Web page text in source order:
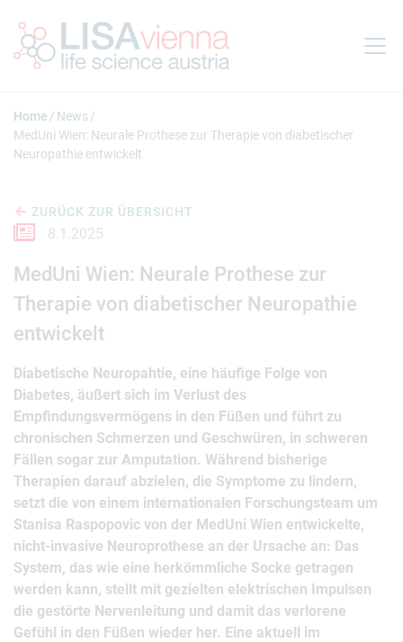
Home
News
MedUni Wien: Neurale Prothese zur Therapie von diabetischer
Neuropathie entwickelt
ZURÜCK ZUR ÜBERSICHT
8.1.2025
MedUni Wien: Neurale Prothese zur
Therapie von diabetischer Neuropathie
entwickelt
Diabetische Neuropahtie, eine häufige Folge von
Diabetes, äußert sich im Verlust des
Empfindungsvermögens in den Füßen und führt zu
chronischen Schmerzen und Geschwüren, in schweren
Fällen sogar zur Amputation. Während bisherige
Therapien darauf abzielen, die Symptome zu lindern,
setzt die von einem internationalen Forschungsteam um
Stanisa Raspopovic von der MedUni Wien entwickelte,
nicht-invasive Neuroprothese an der Ursache an: Das
System, das wie eine herkömmliche Socke getragen
werden kann, stellt mit gezielten elektrischen Impulsen
die gestörte Nervenleitung und damit das verlorene
Gefühl in den Füßen wieder her. Eine aktuell im